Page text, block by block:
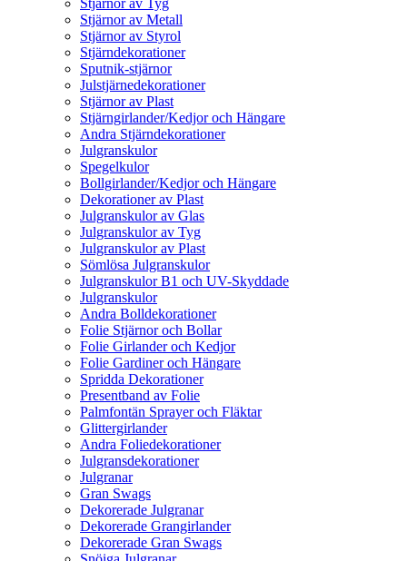
Stjärnor av Tyg
Stjärnor av Metall
Stjärnor av Styrol
Stjärndekorationer
Sputnik-stjärnor
Julstjärnedekorationer
Stjärnor av Plast
Stjärngirlander/Kedjor och Hängare
Andra Stjärndekorationer
Julgranskulor
Spegelkulor
Bollgirlander/Kedjor och Hängare
Dekorationer av Plast
Julgranskulor av Glas
Julgranskulor av Tyg
Julgranskulor av Plast
Sömlösa Julgranskulor
Julgranskulor B1 och UV-Skyddade
Julgranskulor
Andra Bolldekorationer
Folie Stjärnor och Bollar
Folie Girlander och Kedjor
Folie Gardiner och Hängare
Spridda Dekorationer
Presentband av Folie
Palmfontän Sprayer och Fläktar
Glittergirlander
Andra Foliedekorationer
Julgransdekorationer
Julgranar
Gran Swags
Dekorerade Julgranar
Dekorerade Grangirlander
Dekorerade Gran Swags